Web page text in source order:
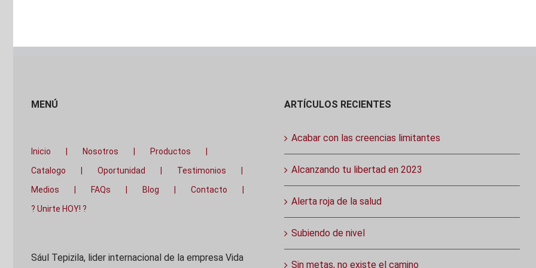
MENÚ
Inicio Nosotros
Productos
Catalogo
Oportunidad
Testimonios
Medios
FAQs Blog
Contacto
? Unirte HOY! ?
Sául Tepizila, lider internacional de la empresa Vida
ARTÍCULOS RECIENTES
Acabar con las creencias limitantes
Alcanzando tu libertad en 2023
Alerta roja de la salud
Subiendo de nivel
Sin metas, no existe el camino